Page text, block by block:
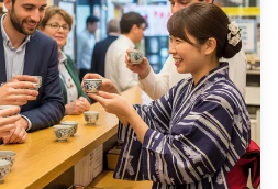
malam Anda untuk
yang lebih ramai di dekatnya.
dapat menikmati sisi
yang lebih tenang dalam
![]
a45be8ef-e40c-4126-bc9e-
815834b2-f74b-440c-981d-
(total 3-4 minuman) ・
dan masakan fusion ・
pengetahuan tentang
budaya tentang dunia kreatif
jalan mode yang terkenal
dan pengantaran hotel
luar yang termasuk ・Waktu
・Biaya transportasi ・Tip
sisi kreatif Tokyo melalui